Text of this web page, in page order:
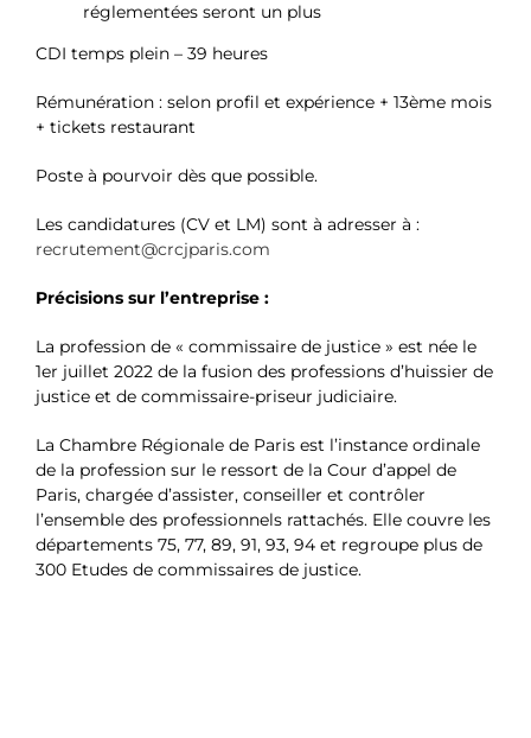
réglementées seront un plus
CDI temps plein – 39 heures
Rémunération : selon profil et expérience + 13ème mois
+ tickets restaurant
Poste à pourvoir dès que possible.
Les candidatures (CV et LM) sont à adresser à :
recrutement@crcjparis.com
Précisions sur l’entreprise :
La profession de « commissaire de justice » est née le
1er juillet 2022 de la fusion des professions d’huissier de
justice et de commissaire-priseur judiciaire.
La Chambre Régionale de Paris est l’instance ordinale
de la profession sur le ressort de la Cour d’appel de
Paris, chargée d’assister, conseiller et contrôler
l’ensemble des professionnels rattachés. Elle couvre les
départements 75, 77, 89, 91, 93, 94 et regroupe plus de
300 Etudes de commissaires de justice.